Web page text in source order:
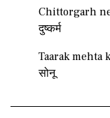
Chittorgarh
दुष्कर्म
Taarak mehta
सोनू